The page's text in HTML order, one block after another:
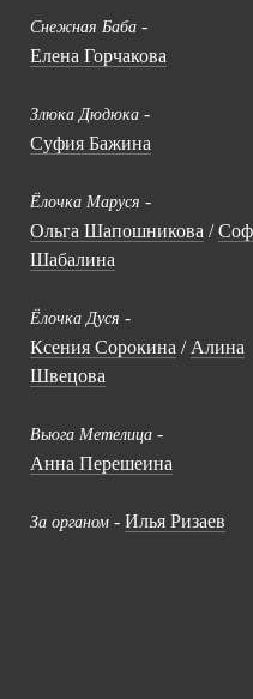
Снежная Баба-
Елена Горчакова
Злюка Дюдюка-
Суфия Бажина
Ёлочка Маруся -
Ольга Шапошникова /
Шабалина
Ёлочка Дуся -
Ксения Сорокина / Алина
Швецова
Вьюга Метелица-
Анна Перешеина
За органом- Илья Ризаев